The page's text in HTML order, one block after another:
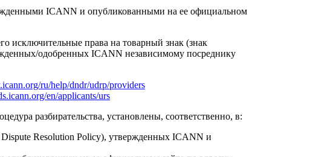
ICANN и опубликованными на ее официальном
исключительные права на товарный знак (знак
одобренных ICANN независимому посреднику
ru/help/dndr/udrp/providers
en/applicants/urs
разбирательства, установлены, соответственно, в:
Resolution Policy), утвержденных ICANN и